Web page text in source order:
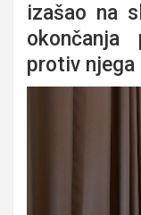
izašao na
protiv njega